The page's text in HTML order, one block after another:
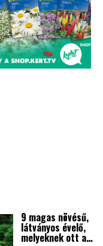
9 magas növésű,
látványos évelő,
melyeknek ott a…